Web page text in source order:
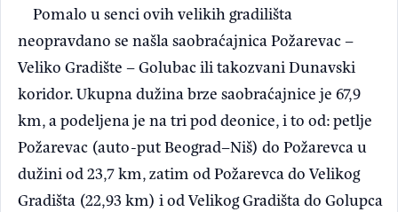
Pomalo u senci ovih velikih gradilišta
neopravdano se našla saobraćajnica Požarevac –
Veliko Gradište – Golubac ili takozvani Dunavski
koridor. Ukupna dužina brze saobraćajnice je 67,9
km, a podeljena je na tri pod deonice, i to od: petlje
Požarevac (auto-put Beograd–Niš) do Požarevca u
dužini od 23,7 km, zatim od Požarevca do Velikog
Gradišta (22,93 km) i od Velikog Gradišta do Golupca